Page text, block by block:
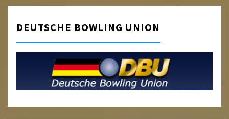
DEUTSCHE BOWLING UNION